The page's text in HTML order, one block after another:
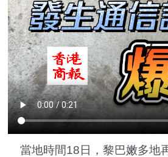
當地時間18日，黎巴嫩多地